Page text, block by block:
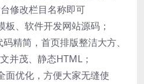
修改栏目名称即可
、软件开发网站源码；
精简，首页排版整洁大方、
并茂、静态HTML；
面优化，方便大家无缝使